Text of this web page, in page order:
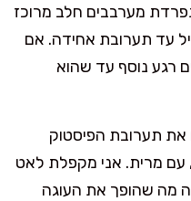
מערבבים חלב מרוכז
עד תערובת אחידה. אם
רגע נוסף עד שהוא
את תערובת הפיסטוק
ב-2–3 נגלות, עם מרית. אני מקפלת לאט
מה שהופך את העוגה